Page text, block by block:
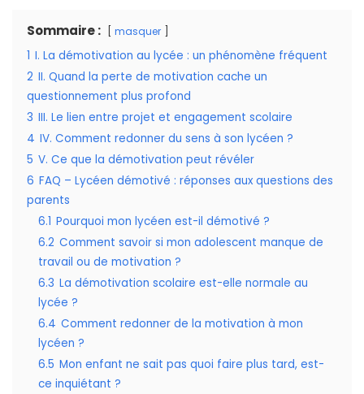
Sommaire : masquer
1 I. La démotivation au lycée : un phénomène fréquent
2 II. Quand la perte de motivation cache un
questionnement plus profond
3 III. Le lien entre projet et engagement scolaire
4 IV. Comment redonner du sens à son lycéen ?
5 V. Ce que la démotivation peut révéler
6 FAQ – Lycéen démotivé : réponses aux questions des
parents
6.1 Pourquoi mon lycéen est-il démotivé ?
6.2 Comment savoir si mon adolescent manque de
travail ou de motivation ?
6.3 La démotivation scolaire est-elle normale au
lycée ?
6.4 Comment redonner de la motivation à mon
lycéen ?
6.5 Mon enfant ne sait pas quoi faire plus tard, est-
ce inquiétant ?